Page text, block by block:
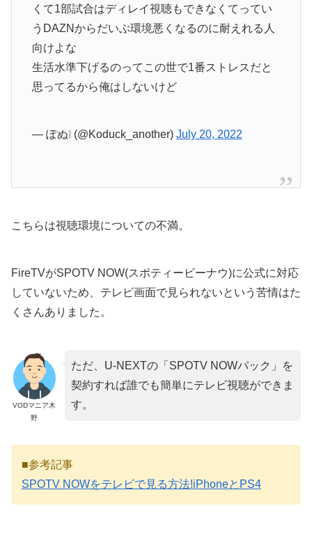
くて1部試合はディレイ視聴もできなくてってい
うDAZNからだいぶ環境悪くなるのに耐えれる人
向けよな
生活水準下げるのってこの世で1番ストレスだと
思ってるから俺はしないけど
— ぽぬ❕ (@Koduck_another) July 20, 2022
こちらは視聴環境についての不満。
FireTVがSPOTV NOW(スポティービーナウ)に公式に対応
していないため、テレビ画面で見られないという苦情はた
くさんありました。
VODマニア木
野
ただ、U-NEXTの「SPOTV NOWパック」を
契約すれば誰でも簡単にテレビ視聴ができま
す。
■参考記事
SPOTV NOWをテレビで見る方法!iPhoneとPS4